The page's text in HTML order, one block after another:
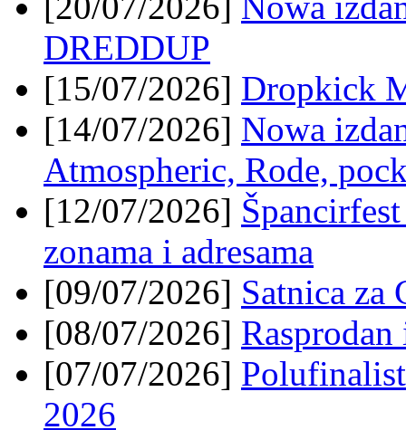
DREDDUP
[15/07/2026] Dropkick
[14/07/2026] Nowa
Atmospheric, Rode,
[12/07/2026]
zonama i adresama
[09/07/2026] Satnica za
[08/07/2026]
[07/07/2026]
2026